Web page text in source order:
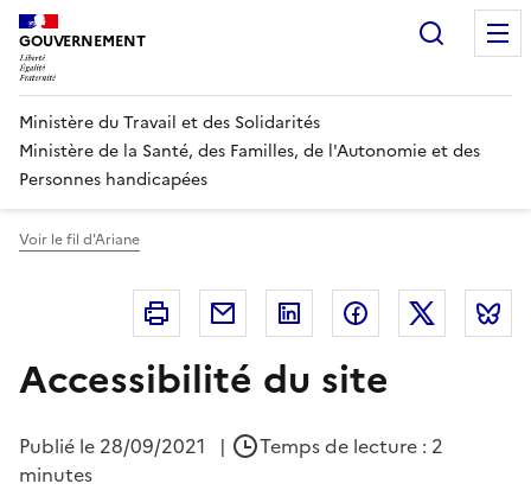
Panneau de gestion des cookies
GOUVERNEMENT
Ministère du Travail et des Solidarités
Ministère de la Santé, des Familles, de l'Autonomie et des
Personnes handicapées
Voir le fil d'Ariane
Imprimer Courriel Linkedin FacebookTwitter
Accessibilité du site
Publié le 28/09/2021 |
Temps de lecture : 2
minutes